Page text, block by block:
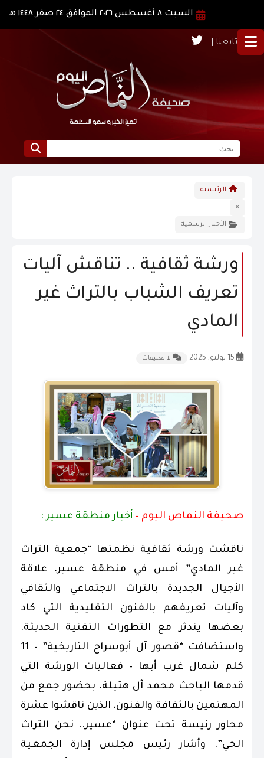
السبت ٨ أغسطس ٢٠٢٦ الموافق ٢٤ صفر ١٤٤٨ هـ
تابعنا |
نبذة عن النماص
الرؤية و الرسالة
الاخبار
الرئيسية
»
الأخبار الرسمية
ورشة ثقافية .. تناقش آليات
تعريف الشباب بالتراث غير
المادي
لا تعليقات
صحيفة النماص اليوم – أخبار منطقة عسير :
ناقشت ورشة ثقافية نظمتها “جمعية التراث
غير المادي” أمس في منطقة عسير، علاقة
الأجيال الجديدة بالتراث الاجتماعي والثقافي
وآليات تعريفهم بالفنون التقليدية التي كاد
بعضها يندثر مع التطورات التقنية الحديثة.
واستضافت “قصور آل أبوسراح التاريخية” – 11
كلم شمال غرب أبها – فعاليات الورشة التي
قدمها الباحث محمد آل هتيلة، بحضور جمع من
المهتمين بالثقافة والفنون، الذين ناقشوا عشرة
محاور رئيسة تحت عنوان “عسير.. نحن التراث
الحي”. وأشار رئيس مجلس إدارة الجمعية